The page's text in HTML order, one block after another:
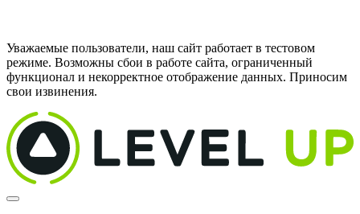
Уважаемые пользователи, наш сайт работает в тестовом
режиме. Возможны сбои в работе сайта, ограниченный
функционал и некорректное отображение данных. Приносим
свои извинения.